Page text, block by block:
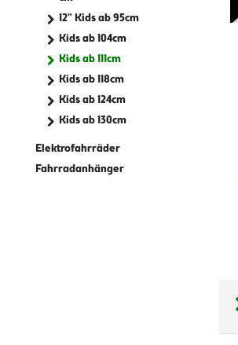
12" Kids ab 95cm
Kids ab 104cm
Kids ab 111cm
Kids ab 118cm
Kids ab 124cm
Kids ab 130cm
Elektrofahrräder
Fahrradanhänger